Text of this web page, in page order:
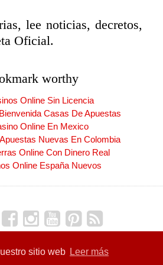
sitio web Leer más
lee noticias, decretos,
Oficial.
worthy
Online Sin Licencia
Casas De Apuestas
Online En Mexico
Nuevas En Colombia
Online Con Dinero Real
Online España Nuevos
la PatriaCarnet de la Patria|